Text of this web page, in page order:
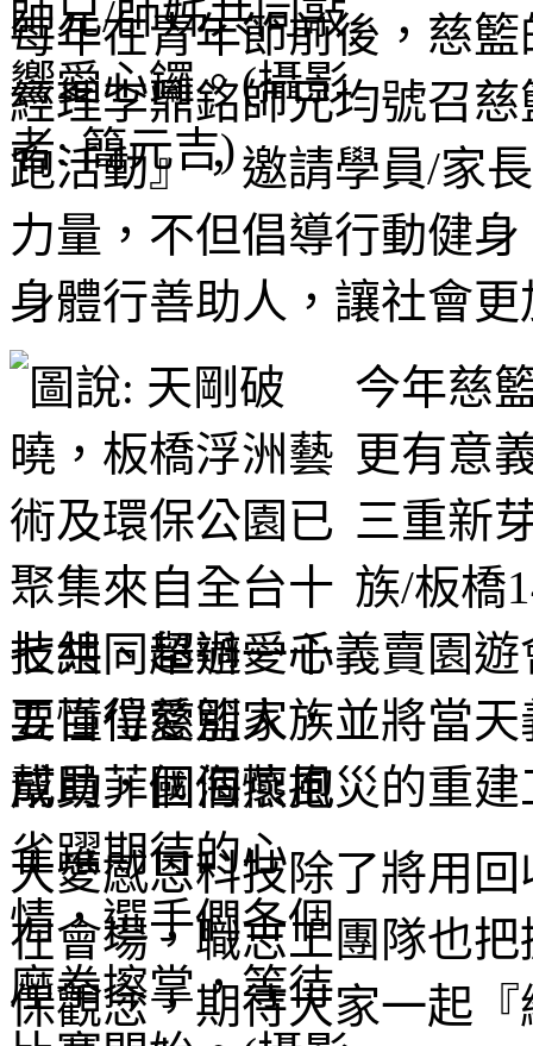
每年在青年節前後，慈
經理李鼎銘師兄均號召
跑活動』，邀請學員/家
力量，不但倡導行動健
身體行善助人，讓社會
今年慈
更有意
三重新
族/板橋
技共同舉辦愛心義賣園
要懂得愛別人，並將當
幫助菲國海燕風災的重建
大愛感恩科技除了將用
在會場，職志工團隊也
保觀念，期待大家一起